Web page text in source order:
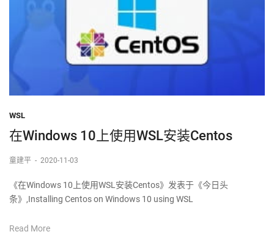
WSL
在Windows 10上使用WSL安装Centos
童建平 - 2020-11-03
《在Windows 10上使用WSL安装Centos》发表于《今日头
条》,Installing Centos on Windows 10 using WSL
Read More